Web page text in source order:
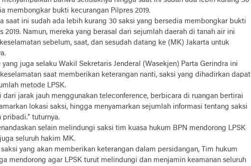
membongkar bukti kecurangan Pilpres 2019.
saat ini sudah ada lebih kurang 30 saksi yang bersedia membongkar bukti
2019. Namun, mereka yang berasal dari sejumlah daerah di tanah air ini
sebelum, saat, dan sesudah datang ke (MK) Jakarta untuk
juga selaku Wakil Sekretaris Jenderal (Wasekjen) Parta Gerindra ini
saat memberikan keterangan nanti, saksi yang dihadirkan dapat
metode LPSK.
dari jarak jauh menggunakan teleconference, berbicara di ruangan bertirai
lokasi saksi, hingga menyamarkan sejumlah informasi tentang saksi
tuturnya.
selain melindungi saksi tim kuasa hukum BPN mendorong LPSK
seluruh hakim MK.
yang akan memberikan keterangan dalam persidangan, Tim hukum
mendorong agar LPSK turut melindungi dan menjamin keamanan seluruh